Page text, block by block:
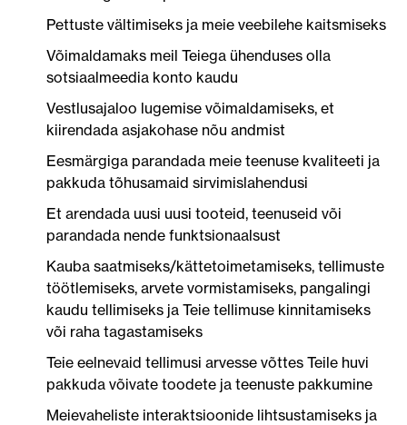
Pettuste vältimiseks ja meie veebilehe kaitsmiseks
Võimaldamaks meil Teiega ühenduses olla
sotsiaalmeedia konto kaudu
Vestlusajaloo lugemise võimaldamiseks, et
kiirendada asjakohase nõu andmist
Eesmärgiga parandada meie teenuse kvaliteeti ja
pakkuda tõhusamaid sirvimislahendusi
Et arendada uusi uusi tooteid, teenuseid või
parandada nende funktsionaalsust
Kauba saatmiseks/kättetoimetamiseks, tellimuste
töötlemiseks, arvete vormistamiseks, pangalingi
kaudu tellimiseks ja Teie tellimuse kinnitamiseks
või raha tagastamiseks
Teie eelnevaid tellimusi arvesse võttes Teile huvi
pakkuda võivate toodete ja teenuste pakkumine
Meievaheliste interaktsioonide lihtsustamiseks ja